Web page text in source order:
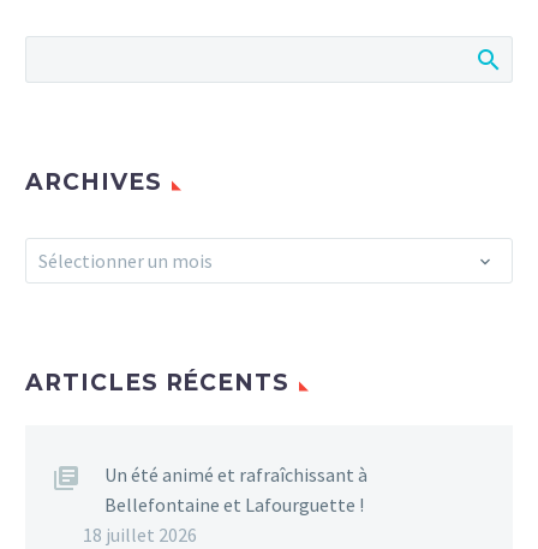
ARCHIVES
Archives
Sélectionner un mois
ARTICLES RÉCENTS
Un été animé et rafraîchissant à
Bellefontaine et Lafourguette !
18 juillet 2026